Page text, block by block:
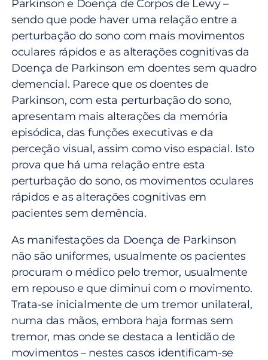
Parkinson e Doença de Corpos de Lewy –
sendo que pode haver uma relação entre a
perturbação do sono com mais movimentos
oculares rápidos e as alterações cognitivas da
Doença de Parkinson em doentes sem quadro
demencial. Parece que os doentes de
Parkinson, com esta perturbação do sono,
apresentam mais alterações da memória
episódica, das funções executivas e da
perceção visual, assim como viso espacial. Isto
prova que há uma relação entre esta
perturbação do sono, os movimentos oculares
rápidos e as alterações cognitivas em
pacientes sem demência.
As manifestações da Doença de Parkinson
não são uniformes, usualmente os pacientes
procuram o médico pelo tremor, usualmente
em repouso e que diminui com o movimento.
Trata-se inicialmente de um tremor unilateral,
numa das mãos, embora haja formas sem
tremor, mas onde se destaca a lentidão de
movimentos – nestes casos identificam-se